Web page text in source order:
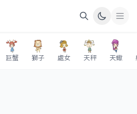
巨蟹 獅子 處女 天秤 天蠍